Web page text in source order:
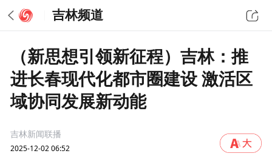
吉林频道
（新思想引领新征程）吉林：推
进长春现代化都市圈建设 激活区
域协同发展新动能
吉林新闻联播
2025-12-02 06:52